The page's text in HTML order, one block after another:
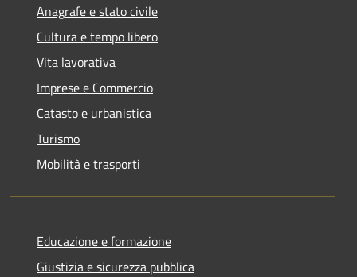
Anagrafe e stato civile
Cultura e tempo libero
Vita lavorativa
Imprese e Commercio
Catasto e urbanistica
Turismo
Mobilità e trasporti
Educazione e formazione
Giustizia e sicurezza pubblica